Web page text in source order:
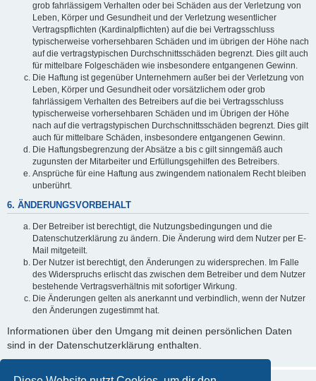
grob fahrlässigem Verhalten oder bei Schäden aus der Verletzung von
Leben, Körper und Gesundheit und der Verletzung wesentlicher
Vertragspflichten (Kardinalpflichten) auf die bei Vertragsschluss
typischerweise vorhersehbaren Schäden und im übrigen der Höhe nach
auf die vertragstypischen Durchschnittsschäden begrenzt. Dies gilt auch
für mittelbare Folgeschäden wie insbesondere entgangenen Gewinn.
Die Haftung ist gegenüber Unternehmern außer bei der Verletzung von
Leben, Körper und Gesundheit oder vorsätzlichem oder grob
fahrlässigem Verhalten des Betreibers auf die bei Vertragsschluss
typischerweise vorhersehbaren Schäden und im Übrigen der Höhe
nach auf die vertragstypischen Durchschnittsschäden begrenzt. Dies gilt
auch für mittelbare Schäden, insbesondere entgangenen Gewinn.
Die Haftungsbegrenzung der Absätze a bis c gilt sinngemäß auch
zugunsten der Mitarbeiter und Erfüllungsgehilfen des Betreibers.
Ansprüche für eine Haftung aus zwingendem nationalem Recht bleiben
unberührt.
6. ÄNDERUNGSVORBEHALT
Der Betreiber ist berechtigt, die Nutzungsbedingungen und die
Datenschutzerklärung zu ändern. Die Änderung wird dem Nutzer per E-
Mail mitgeteilt.
Der Nutzer ist berechtigt, den Änderungen zu widersprechen. Im Falle
des Widerspruchs erlischt das zwischen dem Betreiber und dem Nutzer
bestehende Vertragsverhältnis mit sofortiger Wirkung.
Die Änderungen gelten als anerkannt und verbindlich, wenn der Nutzer
den Änderungen zugestimmt hat.
Informationen über den Umgang mit deinen persönlichen Daten
sind in der Datenschutzerklärung enthalten.